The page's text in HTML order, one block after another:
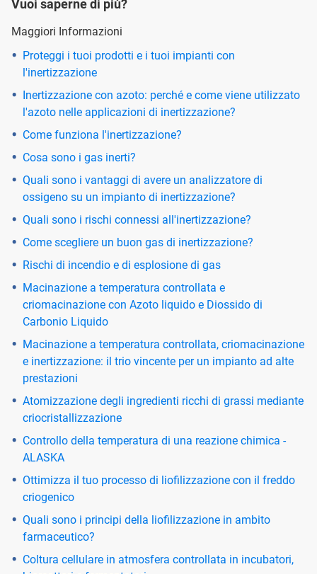
Vuoi saperne di più?
Maggiori Informazioni
Proteggi i tuoi prodotti e i tuoi impianti con
l'inertizzazione
Inertizzazione con azoto: perché e come viene utilizzato
l'azoto nelle applicazioni di inertizzazione?
Come funziona l'inertizzazione?
Cosa sono i gas inerti?
Quali sono i vantaggi di avere un analizzatore di
ossigeno su un impianto di inertizzazione?
Quali sono i rischi connessi all'inertizzazione?
Come scegliere un buon gas di inertizzazione?
Rischi di incendio e di esplosione di gas
Macinazione a temperatura controllata e
criomacinazione con Azoto liquido e Diossido di
Carbonio Liquido
Macinazione a temperatura controllata, criomacinazione
e inertizzazione: il trio vincente per un impianto ad alte
prestazioni
Atomizzazione degli ingredienti ricchi di grassi mediante
criocristallizzazione
Controllo della temperatura di una reazione chimica -
ALASKA
Ottimizza il tuo processo di liofilizzazione con il freddo
criogenico
Quali sono i principi della liofilizzazione in ambito
farmaceutico?
Coltura cellulare in atmosfera controllata in incubatori,